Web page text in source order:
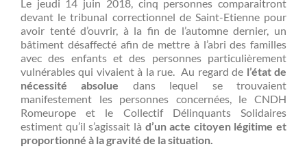
Le jeudi 14 juin 2018, cinq personnes comparaitront
devant le tribunal correctionnel de Saint-Etienne pour
avoir tenté d’ouvrir, à la fin de l’automne dernier, un
bâtiment désaffecté afin de mettre à l’abri des familles
avec des enfants et des personnes particulièrement
vulnérables qui vivaient à la rue. Au regard de l’état de
nécessité absolue dans lequel se trouvaient
manifestement les personnes concernées, le CNDH
Romeurope et le Collectif Délinquants Solidaires
estiment qu’il s’agissait là d’un acte citoyen légitime et
proportionné à la gravité de la situation.